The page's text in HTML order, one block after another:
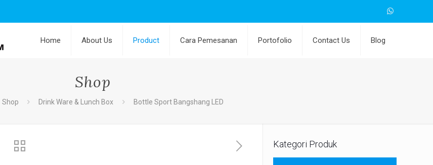
Home About Us Product Cara Pemesanan Portofolio Contact Us Blog
Shop
Shop Drink Ware & Lunch Box Bottle Sport Bangshang LED
Kategori Produk